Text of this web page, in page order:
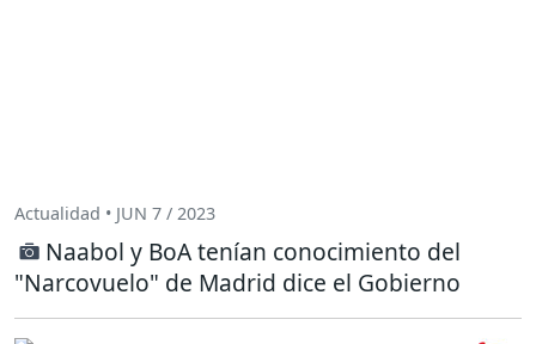
Actualidad • JUN 7 / 2023
Naabol y BoA tenían conocimiento del
"Narcovuelo" de Madrid dice el Gobierno